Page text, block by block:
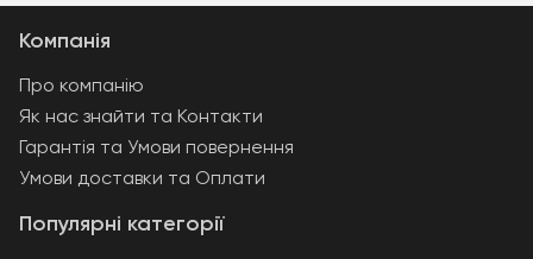
Популярні категорії
Компанія
Про компанію
Як нас знайти та Контакти
Гарантія та Умови повернення
Умови доставки та Оплати